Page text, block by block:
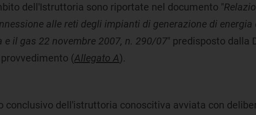
dell'Istruttoria sono riportate nel documento "
alle reti degli impianti di generazione di
e il gas 22 novembre 2007, n. 290/07" predisposto dalla
(Allegato A).
conclusivo dell'istruttoria conoscitiva avviata con